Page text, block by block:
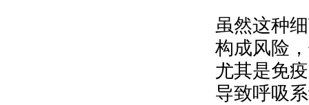
虽然这种
构成风险
尤其是免
导致呼吸